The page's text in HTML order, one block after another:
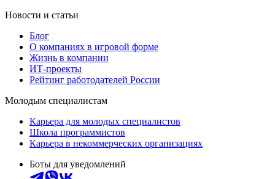
Новости и статьи
Блог
О компаниях в игровой форме
Жизнь в компании
ИТ-проекты
Рейтинг работодателей России
Молодым специалистам
Карьера для молодых специалистов
Школа программистов
Карьера в некоммерческих организациях
Боты для уведомлений